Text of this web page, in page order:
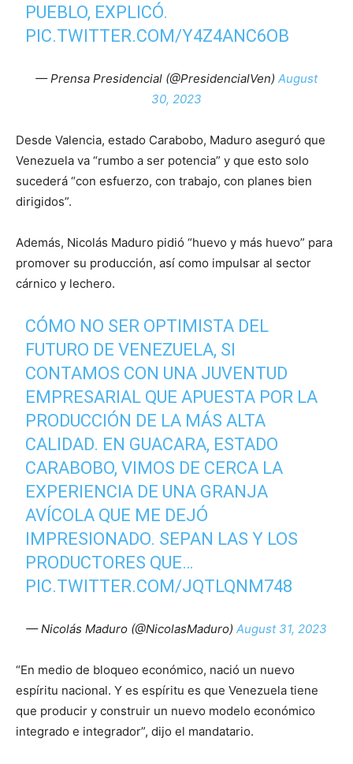
PUEBLO, EXPLICÓ.
PIC.TWITTER.COM/Y4Z4ANC6OB
— Prensa Presidencial (@PresidencialVen) August
30, 2023
Desde Valencia, estado Carabobo, Maduro aseguró que
Venezuela va “rumbo a ser potencia” y que esto solo
sucederá “con esfuerzo, con trabajo, con planes bien
dirigidos”.
Además, Nicolás Maduro pidió “huevo y más huevo” para
promover su producción, así como impulsar al sector
cárnico y lechero.
CÓMO NO SER OPTIMISTA DEL
FUTURO DE VENEZUELA, SI
CONTAMOS CON UNA JUVENTUD
EMPRESARIAL QUE APUESTA POR LA
PRODUCCIÓN DE LA MÁS ALTA
CALIDAD. EN GUACARA, ESTADO
CARABOBO, VIMOS DE CERCA LA
EXPERIENCIA DE UNA GRANJA
AVÍCOLA QUE ME DEJÓ
IMPRESIONADO. SEPAN LAS Y LOS
PRODUCTORES QUE…
PIC.TWITTER.COM/JQTLQNM748
— Nicolás Maduro (@NicolasMaduro) August 31, 2023
“En medio de bloqueo económico, nació un nuevo
espíritu nacional. Y es espíritu es que Venezuela tiene
que producir y construir un nuevo modelo económico
integrado e integrador”, dijo el mandatario.